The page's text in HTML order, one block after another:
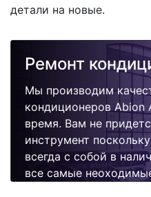
детали на новые.
Ремонт
Мы производим
кондиционеров Abion
время. Вам не
инструмент
всегда с собой в
все самые